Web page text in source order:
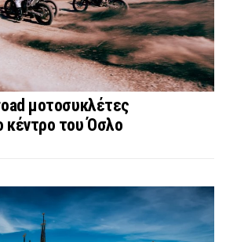
μοτοσυκλέτες
κέντρο του Όσλο